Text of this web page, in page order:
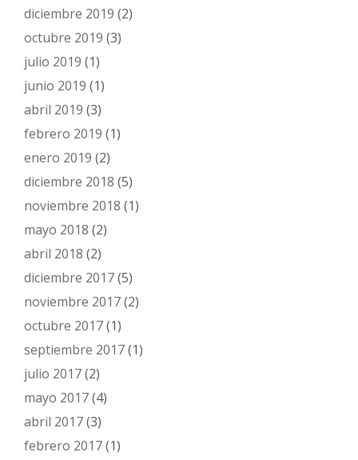
diciembre 2019 (2)
octubre 2019 (3)
julio 2019 (1)
junio 2019 (1)
abril 2019 (3)
febrero 2019 (1)
enero 2019 (2)
diciembre 2018 (5)
noviembre 2018 (1)
mayo 2018 (2)
abril 2018 (2)
diciembre 2017(5)
noviembre 2017(2)
octubre 2017(1)
septiembre 2017(1)
julio 2017(2)
mayo 2017(4)
abril 2017(3)
febrero 2017(1)